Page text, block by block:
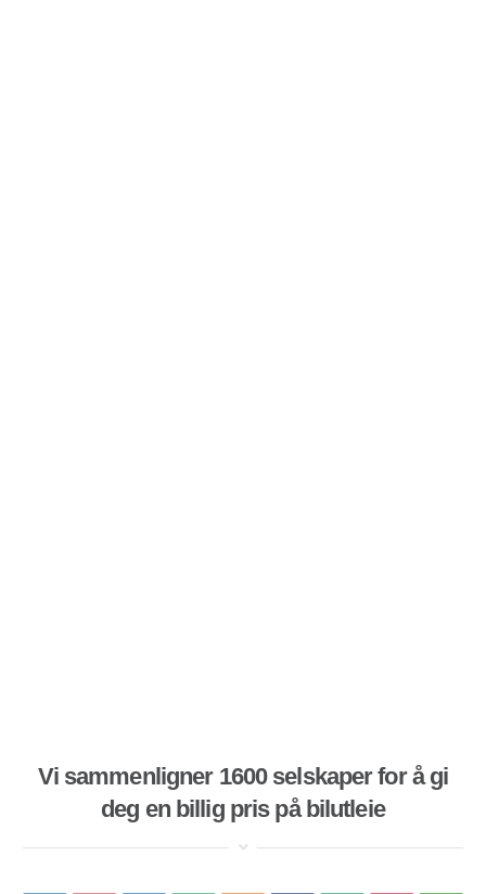
Vi sammenligner 1600 selskaper for å gi
deg en billig pris på bilutleie